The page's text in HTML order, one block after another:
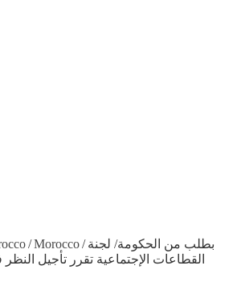
/Morocco/ بطلب من الحكومة/ لجنة
القطاعات الإجتماعية تقرر تأجيل